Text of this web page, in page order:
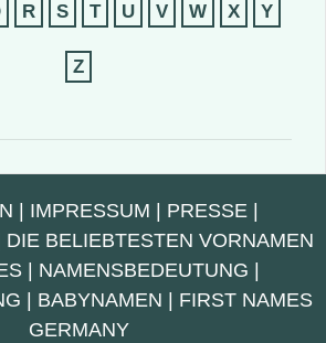
R S T U V W X Y
Z
IMPRESSUM PRESSE
DIE BELIEBTESTEN VORNAMEN
NAMENSBEDEUTUNG
BABYNAMEN
FIRST NAMES
GERMANY